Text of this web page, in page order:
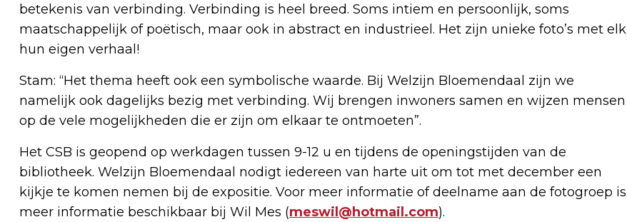
betekenis van verbinding. Verbinding is heel breed. Soms intiem en persoonlijk, soms
maatschappelijk of poëtisch, maar ook in abstract en industrieel. Het zijn unieke foto’s met elk
hun eigen verhaal!
Stam: “Het thema heeft ook een symbolische waarde. Bij Welzijn Bloemendaal zijn we
namelijk ook dagelijks bezig met verbinding. Wij brengen inwoners samen en wijzen mensen
op de vele mogelijkheden die er zijn om elkaar te ontmoeten”.
Het CSB is geopend op werkdagen tussen 9-12 u en tijdens de openingstijden van de
bibliotheek. Welzijn Bloemendaal nodigt iedereen van harte uit om tot met december een
kijkje te komen nemen bij de expositie. Voor meer informatie of deelname aan de fotogroep is
meer informatie beschikbaar bij Wil Mes (meswil@hotmail.com).